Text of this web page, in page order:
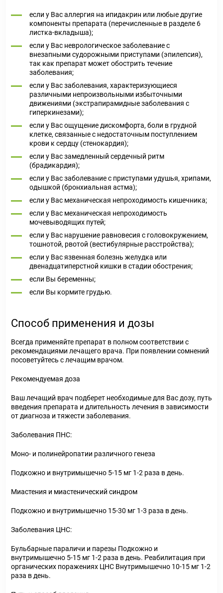
если у Вас аллергия на ипидакрин или любые другие
компоненты препарата (перечисленные в разделе 6
листка-вкладыша);
если у Вас неврологическое заболевание с
внезапными судорожными приступами (эпилепсия),
так как препарат может обострить течение
заболевания;
если у Вас заболевания, характеризующиеся
различными непроизвольными избыточными
движениями (экстрапирамидные заболевания с
гиперкинезами);
если у Вас ощущение дискомфорта, боли в грудной
клетке, связанные с недостаточным поступлением
крови к сердцу (стенокардия);
если у Вас замедленный сердечный ритм
(брадикардия);
если у Вас заболевание с приступами удушья, хрипами,
одышкой (бронхиальная астма);
если у Вас механическая непроходимость кишечника;
если у Вас механическая непроходимость
мочевыводящих путей;
если у Вас нарушение равновесия с головокружением,
тошнотой, рвотой (вестибулярные расстройства);
если у Вас язвенная болезнь желудка или
двенадцатиперстной кишки в стадии обострения;
если Вы беременны;
если Вы кормите грудью.
Способ применения и дозы
Всегда применяйте препарат в полном соответствии с
рекомендациями лечащего врача. При появлении сомнений
посоветуйтесь с лечащим врачом.
Рекомендуемая доза
Ваш лечащий врач подберет необходимые для Вас дозу, путь
введения препарата и длительность лечения в зависимости
от диагноза и тяжести заболевания.
Заболевания ПНС:
Моно- и полинейропатии различного генеза
Подкожно и внутримышечно 5-15 мг 1-2 раза в день.
Миастения и миастенический синдром
Подкожно и внутримышечно 15-30 мг 1-3 раза в день.
Заболевания ЦНС:
Бульбарные параличи и парезы Подкожно и
внутримышечно 5-15 мг 1-2 раза в день. Реабилитация при
органических поражениях ЦНС Внутримышечно 10-15 мг 1-2
раза в день.